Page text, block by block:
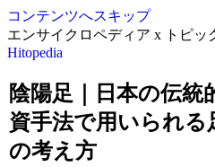
コンテンツへスキップ
エンサイクロペディア x トピッ
Hitopedia
陰陽足｜日本の伝統
資手法で用いられる
の考え方